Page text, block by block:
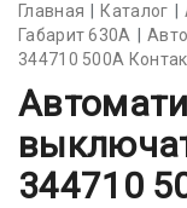
Главная Каталог
Габарит 630А
344710 500А
344710